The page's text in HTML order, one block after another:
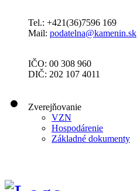
Tel.: +421(36)7596 169
Mail: podatelna@kamenin.sk
IČO: 00 308 960
DIČ: 202 107 4011
Zverejňovanie
VZN
Hospodárenie
Základné dokumenty